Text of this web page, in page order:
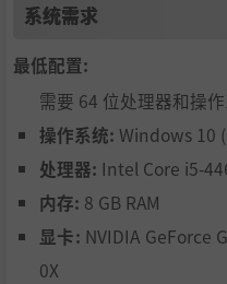
系统需求
最低配置:
需要 64 位处理器和操
操作系统: Windows 10
处理器: Intel Core i5-
内存: 8 GB RAM
显卡: NVIDIA GeForce
0X